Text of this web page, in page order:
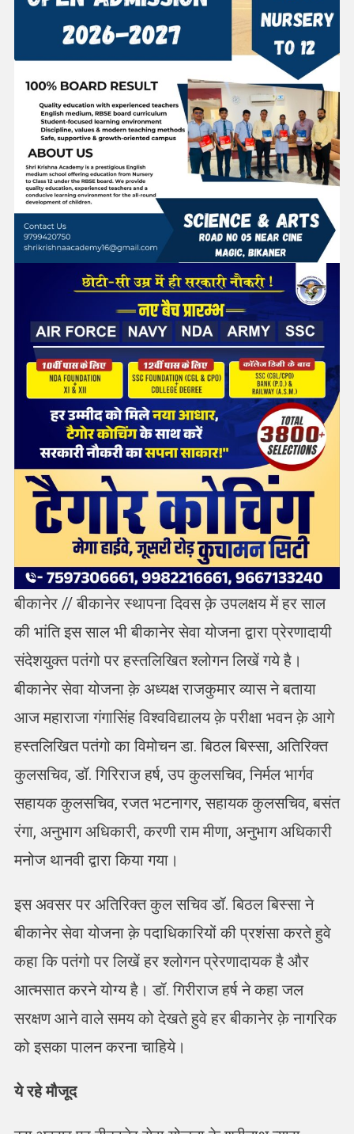
बीकानेर // बीकानेर स्थापना दिवस क़े उपलक्षय में हर साल
की भांति इस साल भी बीकानेर सेवा योजना द्वारा प्रेरणादायी
संदेशयुक्त पतंगो पर हस्तलिखित श्लोगन लिखें गये है।
बीकानेर सेवा योजना क़े अध्यक्ष राजकुमार व्यास ने बताया
आज महाराजा गंगासिंह विश्वविद्यालय क़े परीक्षा भवन क़े आगे
हस्तलिखित पतंगो का विमोचन डा. बिठल बिस्सा, अतिरिक्त
कुलसचिव, डॉ. गिरिराज हर्ष, उप कुलसचिव, निर्मल भार्गव
सहायक कुलसचिव, रजत भटनागर, सहायक कुलसचिव, बसंत
रंगा, अनुभाग अधिकारी, करणी राम मीणा, अनुभाग अधिकारी
मनोज थानवी द्वारा किया गया।
इस अवसर पर अतिरिक्त कुल सचिव डॉ. बिठल बिस्सा ने
बीकानेर सेवा योजना क़े पदाधिकारियों की प्रशंसा करते हुवे
कहा कि पतंगो पर लिखें हर श्लोगन प्रेरणादायक है और
आत्मसात करने योग्य है। डॉ. गिरीराज हर्ष ने कहा जल
सरक्षण आने वाले समय को देखते हुवे हर बीकानेर क़े नागरिक
को इसका पालन करना चाहिये।
ये रहे मौजूद